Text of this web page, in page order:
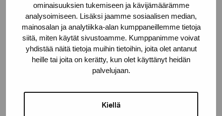
ominaisuuksien tukemiseen ja kävijämäärämme
analysoimiseen. Lisäksi jaamme sosiaalisen median,
mainosalan ja analytiikka-alan kumppaneillemme tietoja
siitä, miten käytät sivustoamme. Kumppanimme voivat
yhdistää näitä tietoja muihin tietoihin, joita olet antanut
heille tai joita on kerätty, kun olet käyttänyt heidän
palvelujaan.
Kiellä
Håll dig uppdaterad om aktuella
utställningar och evenemang